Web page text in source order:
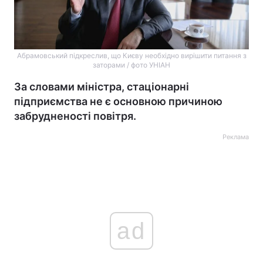
Абрамовський підкреслив, що Києву необхідно вирішити питання з
заторами / фото УНІАН
За словами міністра, стаціонарні
підприємства не є основною причиною
забрудненості повітря.
Реклама
ad